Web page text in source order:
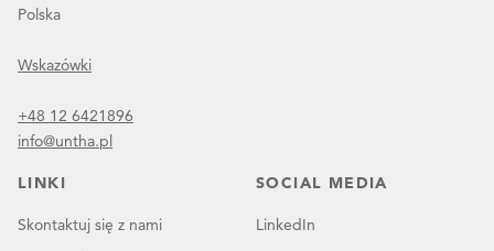
Polska
Wskazówki
+48 12 6421896
info@untha.pl
LINKI
Skontaktuj się z nami
SOCIAL MEDIA
LinkedIn